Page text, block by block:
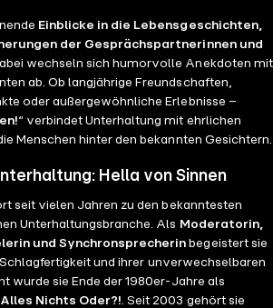
Raab Entertainment GmbH Kontakt:
music.de Learn more about your ad
megaphone.fm/adchoices
bei einer Folge: Freut euch schon jetzt
music.de Learn more about your ad
Einblicke in die Lebensgeschichten,
der Gesprächspartnerinnen und
wechseln sich humorvolle Anekdoten mit
ab. Ob langjährige Freundschaften,
oder außergewöhnliche Erlebnisse –
“ verbindet Unterhaltung mit ehrlichen
Menschen hinter den bekannten Gesichtern.
Hella von Sinnen
seit vielen Jahren zu den bekanntesten
Unterhaltungsbranche. Als Moderatorin,
und Synchronsprecherin begeistert sie
und ihrer unverwechselbaren
wurde sie Ende der 1980er-Jahre als
Alles Nichts Oder?!. Seit 2003 gehört sie